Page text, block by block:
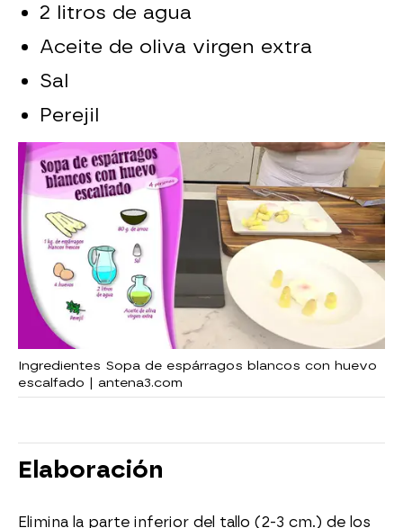
2 litros de agua
Aceite de oliva virgen extra
Sal
Perejil
Ingredientes Sopa de espárragos blancos con huevo
escalfado | antena3.com
Elaboración
Elimina la parte inferior del tallo (2-3 cm.) de los